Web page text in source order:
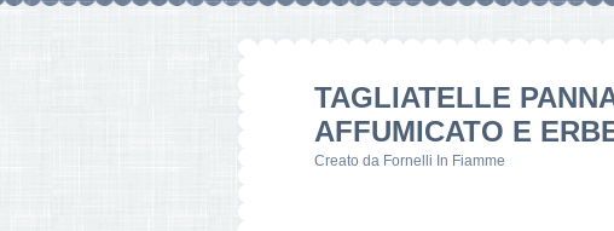
TAGLIATELLE
AFFUMICATO E
Creato da Fornelli In Fiamme